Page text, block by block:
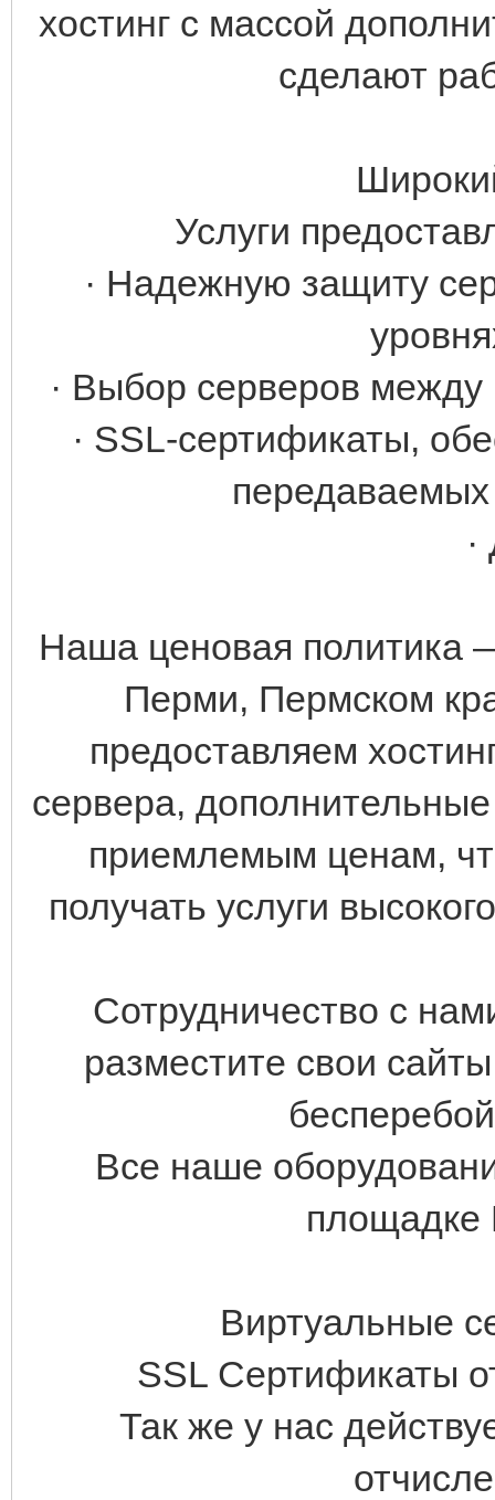
хостинг с массой
сделают
Услуги
· Надежную защиту
· Выбор серверов
· SSL-сертификаты,
передаваемых
Наша ценовая политика
Перми, Пермском
предоставляем
сервера,
приемлемым ценам,
получать услуги
Сотрудничество с
разместите свои
Все наше
площадке
Виртуальные
SSL Сертификаты
Так же у нас